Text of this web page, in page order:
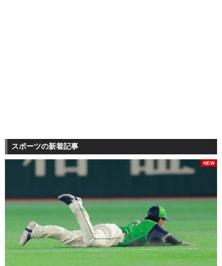
スポーツの新着記事
NEW